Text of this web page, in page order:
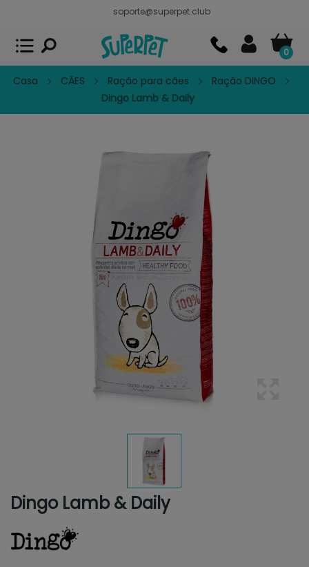
soporte@superpet.club
0
Casa CÃES Ração para cães
Ração DINGO
Dingo Lamb & Daily
Dingo Lamb & Daily
Superpet, comida para mascotas
APP GRATIS - En Google Play